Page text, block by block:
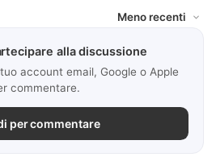
alla discussione
account email, Google o Apple
commentare.
per commentare